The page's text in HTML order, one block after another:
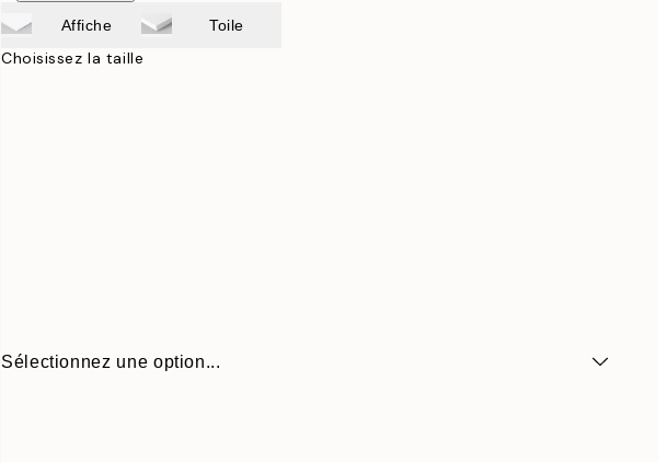
Affiche Toile
Choisissez la taille
Sélectionnez une option...